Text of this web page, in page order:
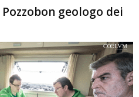
geologo dei